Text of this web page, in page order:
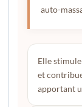
auto-
Elle
et
apportant